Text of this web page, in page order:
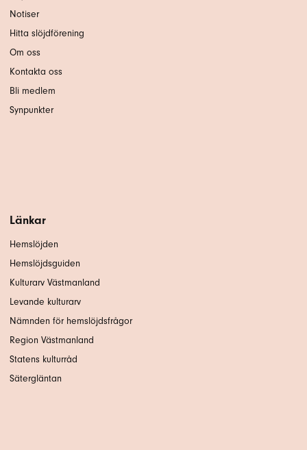
Notiser
Hitta slöjdförening
Om oss
Kontakta oss
Bli medlem
Synpunkter
Länkar
Hemslöjden
Hemslöjdsguiden
Kulturarv Västmanland
Levande kulturarv
Nämnden för hemslöjdsfrågor
Region Västmanland
Statens kulturråd
Sätergläntan